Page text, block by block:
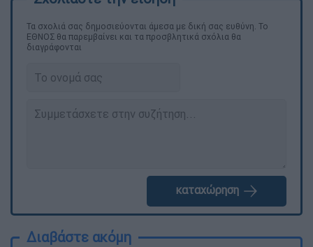
Τα σχολιά σας δημοσιεύονται άμεσα με δική σας ευθύνη. Το
ΕΘΝΟΣ θα παρεμβαίνει και τα προσβλητικά σχόλια θα
διαγράφονται
καταχώρηση
Διαβάστε ακόμη